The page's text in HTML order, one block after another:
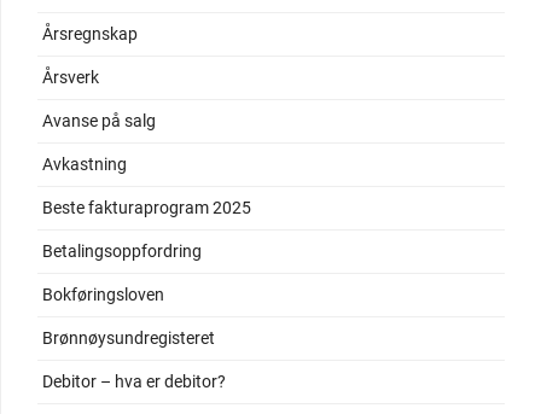
Årsregnskap
Årsverk
Avanse på salg
Avkastning
Beste fakturaprogram 2025
Betalingsoppfordring
Bokføringsloven
Brønnøysundregisteret
Debitor – hva er debitor?